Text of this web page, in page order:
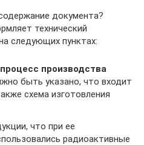
документа?
технический
следующих пунктах:
производства
быть указано, что входит
схема изготовления
что при ее
радиоактивные